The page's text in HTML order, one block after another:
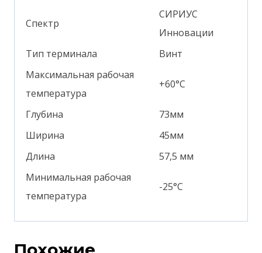
Спектр
СИРИУС
Инновации
Тип терминала
Винт
Максимальная рабочая
температура
+60°С
Глубина
73мм
Ширина
45мм
Длина
57,5 мм
Минимальная рабочая
температура
-25°С